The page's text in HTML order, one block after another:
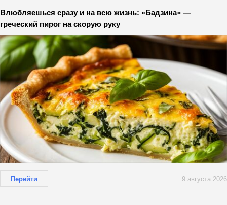
Влюбляешься сразу и на всю жизнь: «Бадзина» —
греческий пирог на скорую руку
Перейти 9 августа 2026